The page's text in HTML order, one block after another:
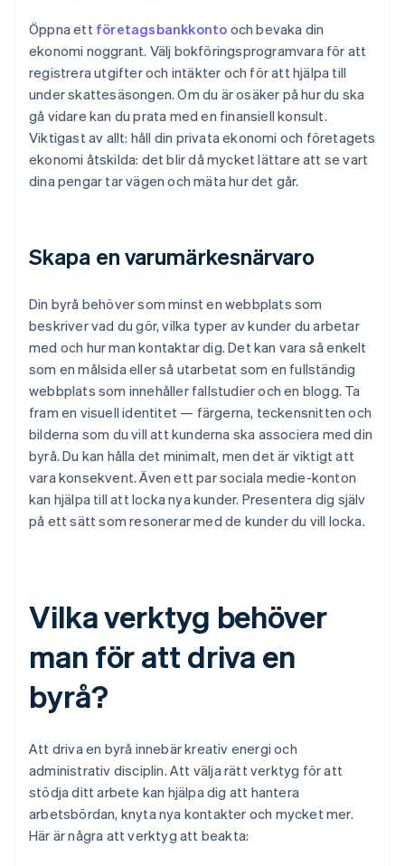
Öppna ett företagsbankkonto och bevaka din
ekonomi noggrant. Välj bokföringsprogramvara för att
registrera utgifter och intäkter och för att hjälpa till
under skattesäsongen. Om du är osäker på hur du ska
gå vidare kan du prata med en finansiell konsult.
Viktigast av allt: håll din privata ekonomi och företagets
ekonomi åtskilda: det blir då mycket lättare att se vart
dina pengar tar vägen och mäta hur det går.
Skapa en varumärkesnärvaro
Din byrå behöver som minst en webbplats som
beskriver vad du gör, vilka typer av kunder du arbetar
med och hur man kontaktar dig. Det kan vara så enkelt
som en målsida eller så utarbetat som en fullständig
webbplats som innehåller fallstudier och en blogg. Ta
fram en visuell identitet — färgerna, teckensnitten och
bilderna som du vill att kunderna ska associera med din
byrå. Du kan hålla det minimalt, men det är viktigt att
vara konsekvent. Även ett par sociala medie-konton
kan hjälpa till att locka nya kunder. Presentera dig själv
på ett sätt som resonerar med de kunder du vill locka.
Vilka verktyg behöver
man för att driva en
byrå?
Att driva en byrå innebär kreativ energi och
administrativ disciplin. Att välja rätt verktyg för att
stödja ditt arbete kan hjälpa dig att hantera
arbetsbördan, knyta nya kontakter och mycket mer.
Här är några att verktyg att beakta: